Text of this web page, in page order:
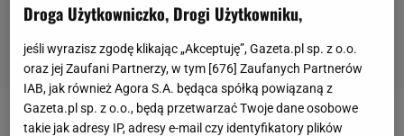
OłeksandrUsykw maju zeszłego roku stoczył
Droga Użytkowniczko, Drogi Użytkowniku,
jeśli wyrazisz zgodę klikając „Akceptuję”, Gazeta.pl sp. z o.o.
oraz jej Zaufani Partnerzy, w tym [676] Zaufanych Partnerów
IAB, jak również Agora S.A. będąca spółką powiązaną z
Gazeta.pl sp. z o.o., będą przetwarzać Twoje dane osobowe
takie jak adresy IP, adresy e-mail czy identyfikatory plików